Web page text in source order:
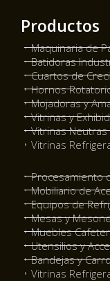
Productos
Maquinaria de
Batidoras
Cuartos de
Hornos
Mojadoras y
Vitrinas y
Vitrinas
Vitrinas
Procesamiento
Mobiliario de
Equipos de
Mesas y
Muebles
Utensilios y
Bandejas y
Vitrinas